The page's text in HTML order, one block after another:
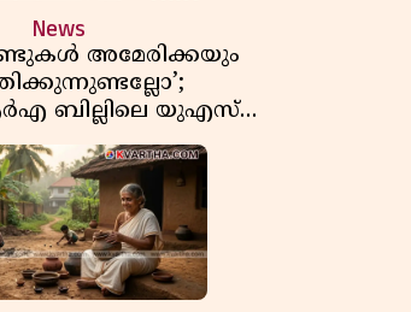
News
അമേരിക്കയും
ബില്ലിലെ യുഎസ്
മറുപടിയുമായി ഇന്ത്യ